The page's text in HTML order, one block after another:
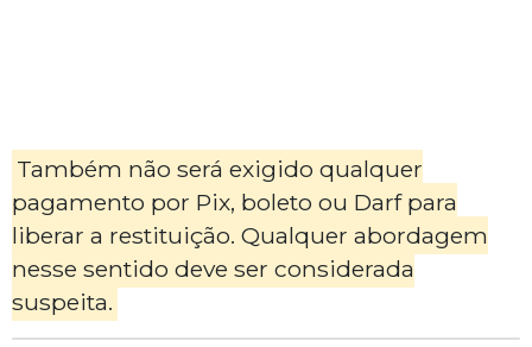
Também não será exigido qualquer
pagamento por Pix, boleto ou Darf para
liberar a restituição. Qualquer abordagem
nesse sentido deve ser considerada
suspeita.